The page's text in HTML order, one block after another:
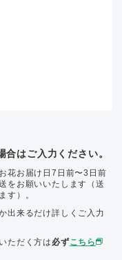
はご入力ください。
花お届け日7日前〜3日前
をお願いいたします（送
す）。
出来るだけ詳しくご入力
ただく方は 必ずこちら